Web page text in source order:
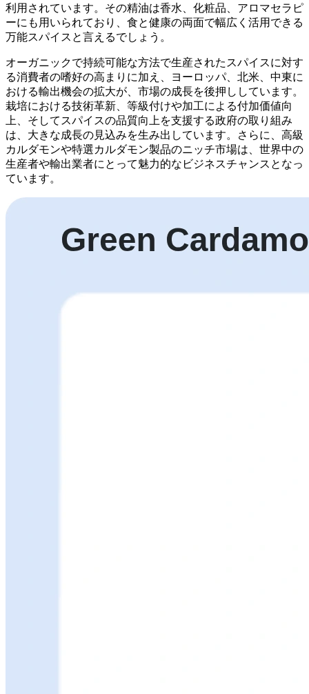
利用されています。その精油は香水、化粧品、アロマセラピ
ーにも用いられており、食と健康の両面で幅広く活用できる
万能スパイスと言えるでしょう。
オーガニックで持続可能な方法で生産されたスパイスに対す
る消費者の嗜好の高まりに加え、ヨーロッパ、北米、中東に
おける輸出機会の拡大が、市場の成長を後押ししています。
栽培における技術革新、等級付けや加工による付加価値向
上、そしてスパイスの品質向上を支援する政府の取り組み
は、大きな成長の見込みを生み出しています。さらに、高級
カルダモンや特選カルダモン製品のニッチ市場は、世界中の
生産者や輸出業者にとって魅力的なビジネスチャンスとなっ
ています。